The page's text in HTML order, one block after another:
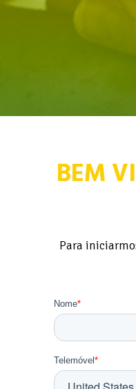
BEM
Para